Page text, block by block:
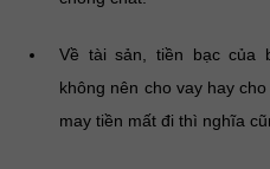
Về tài sản, tiền bạc của
không nên cho vay hay
may tiền mất đi thì nghĩa